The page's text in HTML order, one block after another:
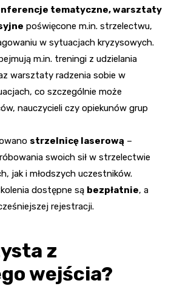
tematyczne, warsztaty
poświęcone m.in. strzelectwu,
w sytuacjach kryzysowych.
m.in. treningi z udzielania
warsztaty radzenia sobie w
co szczególnie może
nauczycieli czy opiekunów grup
strzelnicę laserową –
swoich sił w strzelectwie
jak i młodszych uczestników.
dostępne są bezpłatnie, a
rejestracji.
z
wejścia?